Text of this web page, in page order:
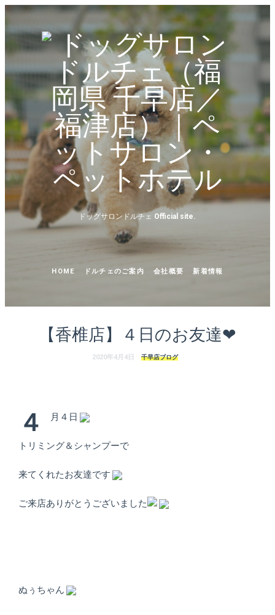
ド
ッ
グ
サ
ロ
ン
ド
ル
チ
（福
岡
早
店
／
福
｜
ドッグサロンドルチェ Official site.
HOME ドルチェのご案内 会社概要 新着情報
【香椎店】４日のお友達❤
2020年4月4日 千早店ブログ
４ 月４日
トリミング＆シャンプーで
来てくれたお友達です
ご来店ありがとうございました
ぬぅちゃん